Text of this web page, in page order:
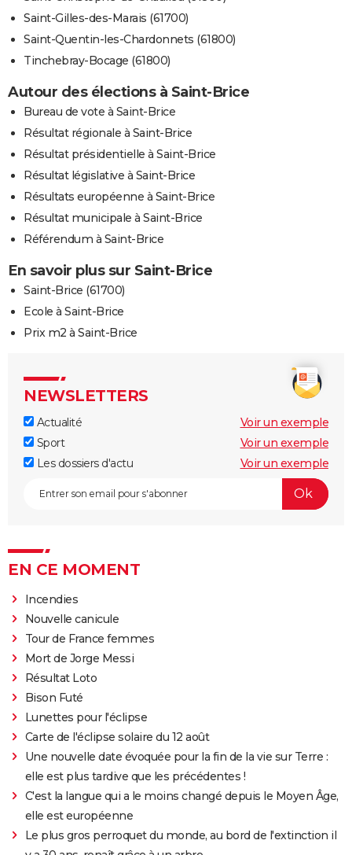
Saint-Gilles-des-Marais (61700)
Saint-Quentin-les-Chardonnets (61800)
Tinchebray-Bocage (61800)
Autour des élections à Saint-Brice
Bureau de vote à Saint-Brice
Résultat régionale à Saint-Brice
Résultat présidentielle à Saint-Brice
Résultat législative à Saint-Brice
Résultats européenne à Saint-Brice
Résultat municipale à Saint-Brice
Référendum à Saint-Brice
En savoir plus sur Saint-Brice
Saint-Brice (61700)
Ecole à Saint-Brice
Prix m2 à Saint-Brice
NEWSLETTERS
Actualité
Voir un exemple
Sport
Voir un exemple
Les dossiers d'actu
Voir un exemple
EN CE MOMENT
Incendies
Nouvelle canicule
Tour de France femmes
Mort de Jorge Messi
Résultat Loto
Bison Futé
Lunettes pour l'éclipse
Carte de l'éclipse solaire du 12 août
Une nouvelle date évoquée pour la fin de la vie sur Terre :
elle est plus tardive que les précédentes !
C'est la langue qui a le moins changé depuis le Moyen Âge,
elle est européenne
Le plus gros perroquet du monde, au bord de l'extinction il